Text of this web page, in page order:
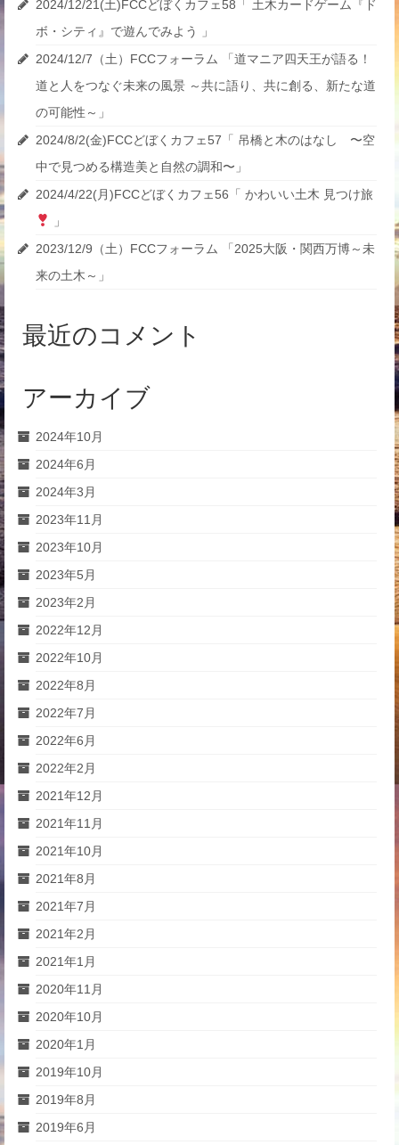
2024/12/21(土)FCCどぼくカフェ58「 土木カードゲーム『ド
ボ・シティ』で遊んでみよう 」
2024/12/7（土）FCCフォーラム 「道マニア四天王が語る！
道と人をつなぐ未来の風景 ～共に語り、共に創る、新たな道
の可能性～」
2024/8/2(金)FCCどぼくカフェ57「 吊橋と木のはなし 〜空
中で見つめる構造美と自然の調和〜」
2024/4/22(月)FCCどぼくカフェ56「 かわいい土木 見つけ旅
」
2023/12/9（土）FCCフォーラム 「2025大阪・関西万博～未
来の土木～」
最近のコメント
アーカイブ
2024年10月
2024年6月
2024年3月
2023年11月
2023年10月
2023年5月
2023年2月
2022年12月
2022年10月
2022年8月
2022年7月
2022年6月
2022年2月
2021年12月
2021年11月
2021年10月
2021年8月
2021年7月
2021年2月
2021年1月
2020年11月
2020年10月
2020年1月
2019年10月
2019年8月
2019年6月